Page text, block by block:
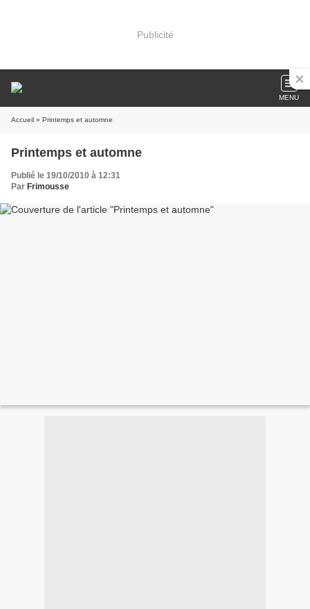
Publicité
MENU
Accueil » Printemps et automne
Printemps et automne
Publié le 19/10/2010 à 12:31
Par Frimousse